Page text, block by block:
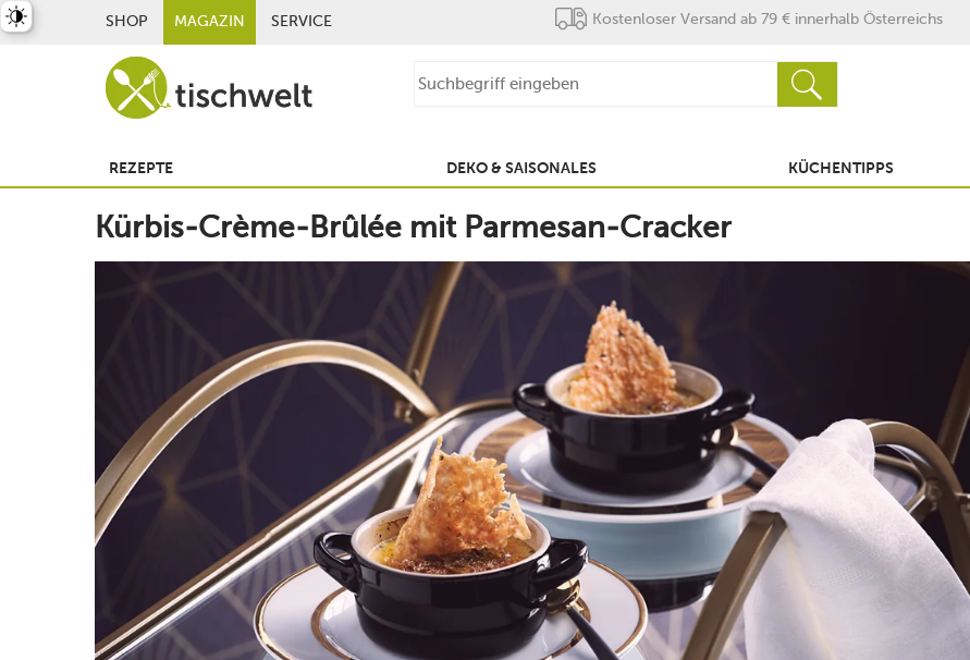
SHOP MAGAZIN SERVICE Kostenloser Versand ab 79 € innerhalb Österreichs
REZEPTE DEKO & SAISONALES KÜCHENTIPPS
Kürbis-Crème-Brûlée mit Parmesan-Cracker
umschalten